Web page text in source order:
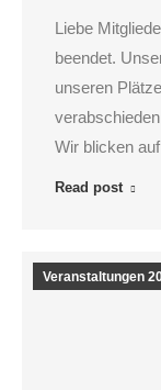
Liebe
beendet.
unseren
Wir blicken
Read post
Veranstaltungen